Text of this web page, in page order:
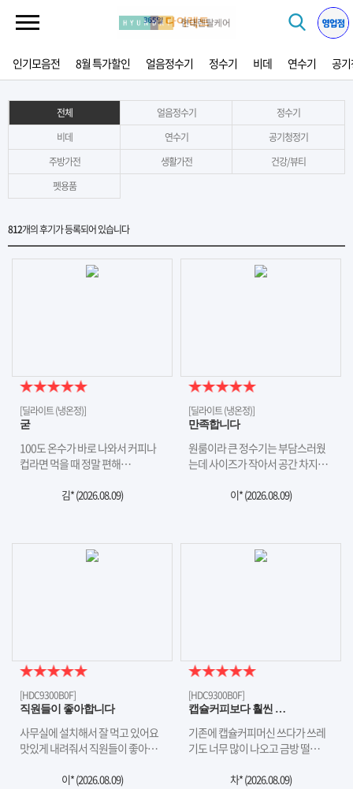
인기모음전 8월 특가할인 얼음정수기 정수기 비데 연수기 공
전체 얼음정수기
정수기
비데
연수기
공기청정기
주방가전
생활가전
건강/뷰티
펫용품
812개의 후기가 등록되어 있습니다
[딜라이트 (냉온정)]
굳
100도 온수가 바로 나와서 커피나
컵라면 먹을 때 정말 편해…
김* (2026.08.09)
[딜라이트 (냉온정)]
만족합니다
원룸이라 큰 정수기는 부담스러웠
는데 사이즈가 작아서 공간 차지…
이* (2026.08.09)
[HDC9300B0F]
직원들이 좋아합니다
사무실에 설치해서 잘 먹고 있어요
맛있게 내려줘서 직원들이 좋아…
이* (2026.08.09)
[HDC9300B0F]
캡슐커피보다 훨씬 …
기존에 캡슐커피머신 쓰다가 쓰레
기도 너무 많이 나오고 금방 떨…
차* (2026.08.09)